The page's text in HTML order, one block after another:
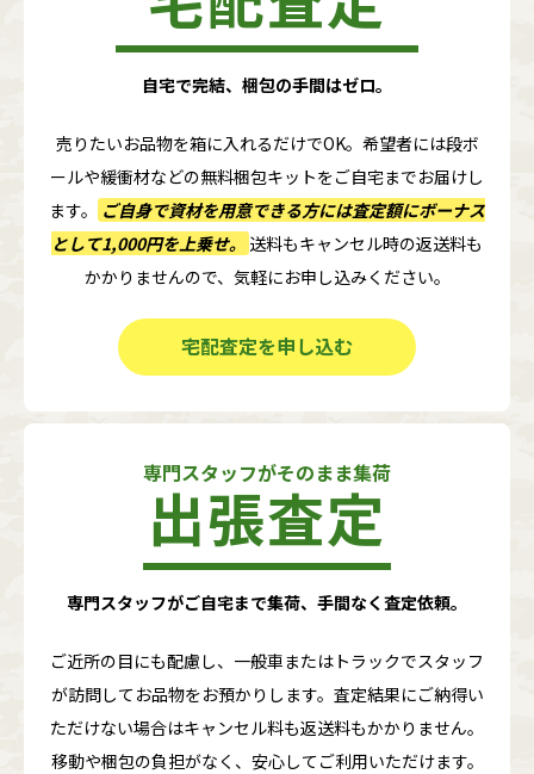
自宅で完結、梱包の手間はゼロ。
売りたいお品物を箱に入れるだけでOK。希望者には段ボ
ールや緩衝材などの無料梱包キットをご自宅までお届けし
ます。
ご自身で資材を用意できる方には査定額にボーナス
として1,000円を上乗せ。 送料もキャンセル時の返送料も
かかりませんので、気軽にお申し込みください。
宅配査定を申し込む
専門スタッフがそのまま集荷
出張査定
専門スタッフがご自宅まで集荷、手間なく査定依頼。
ご近所の目にも配慮し、一般車またはトラックでスタッフ
が訪問してお品物をお預かりします。査定結果にご納得い
ただけない場合はキャンセル料も返送料もかかりません。
移動や梱包の負担がなく、安心してご利用いただけます。